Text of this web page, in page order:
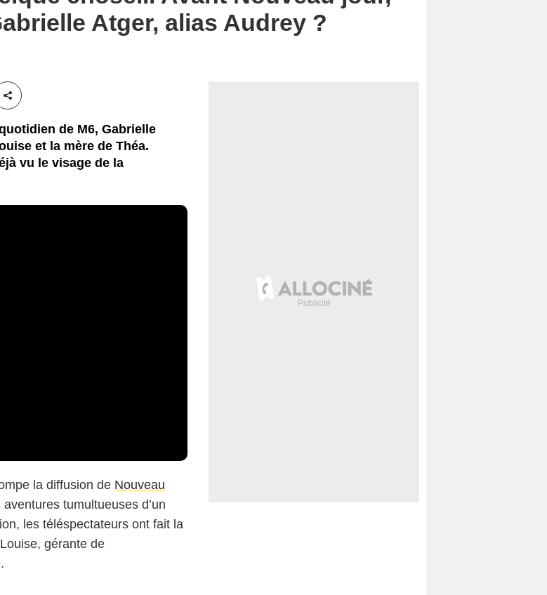
Atger, alias Audrey ?
Partager cet article
de M6, Gabrielle
et la mère de Théa.
vu le visage de la
la diffusion de Nouveau
tumultueuses d’un
les téléspectateurs ont fait la
gérante de